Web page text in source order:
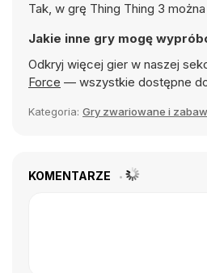
Tak, w grę Thing Thing 3
Jakie inne gry mogę
Odkryj więcej gier w naszej
Force — wszystkie dostępne
Kategoria: Gry zwariowane i
KOMENTARZE